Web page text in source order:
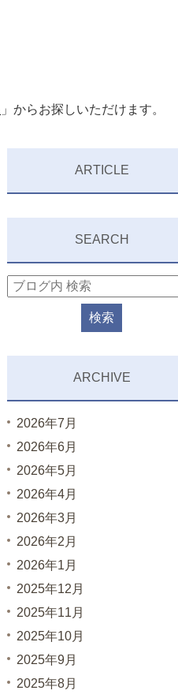
」からお探しいただけます。
ARTICLE
SEARCH
ARCHIVE
2026年7月
2026年6月
2026年5月
2026年4月
2026年3月
2026年2月
2026年1月
2025年12月
2025年11月
2025年10月
2025年9月
2025年8月